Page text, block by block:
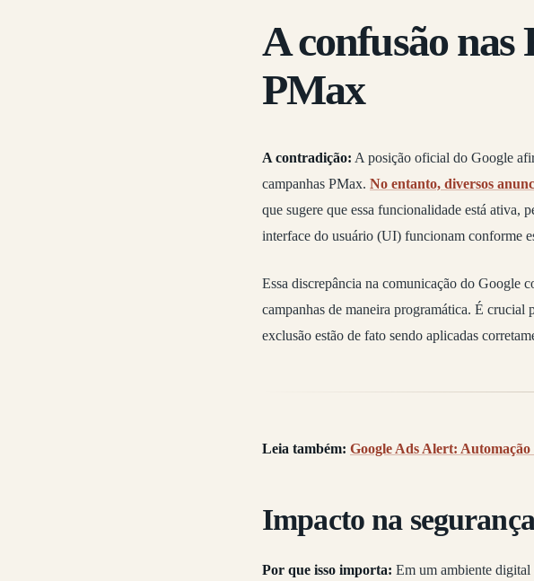
A confusão nas
PMax
A contradição: A posição oficial do Google
campanhas PMax. No entanto, diversos
que sugere que essa funcionalidade está ativa,
interface do usuário (UI) funcionam conforme
Essa discrepância na comunicação do Google
campanhas de maneira programática. É crucial
exclusão estão de fato sendo aplicadas
Leia também: Google Ads Alert:
Impacto na
Por que isso importa: Em um ambiente digital